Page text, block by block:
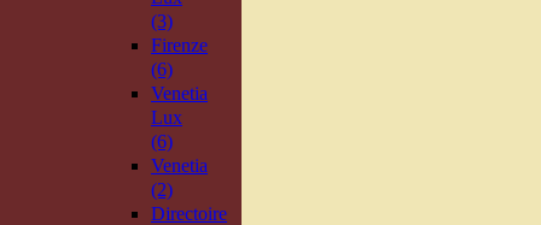
(3)
Firenze
(6)
Venetia
Lux
(6)
Venetia
(2)
Directoire